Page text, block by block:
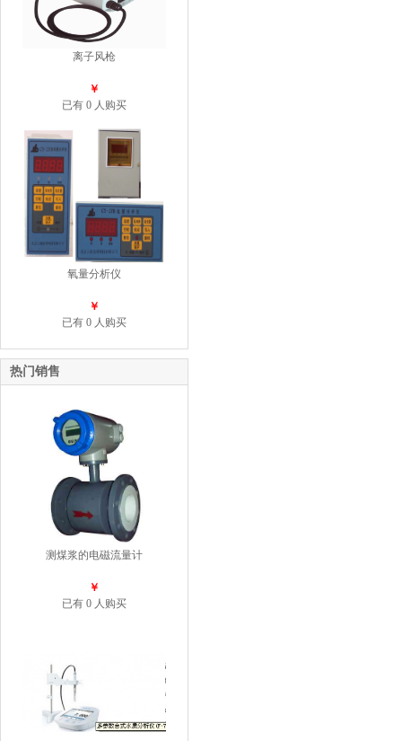
离子风枪
￥
已有 0 人购买
氧量分析仪
￥
已有 0 人购买
热门销售
测煤浆的电磁流量计
￥
已有 0 人购买